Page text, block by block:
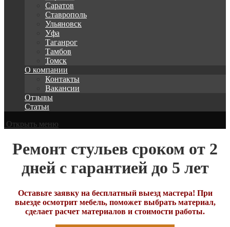
Саратов
Ставрополь
Ульяновск
Уфа
Таганрог
Тамбов
Томск
О компании
Контакты
Вакансии
Отзывы
Статьи
Открыть меню
Ремонт стульев сроком от 2
дней с гарантией до 5 лет
Оставьте заявку на бесплатный выезд мастера! При
выезде осмотрит мебель, поможет выбрать материал,
сделает расчет материалов и стоимости работы.